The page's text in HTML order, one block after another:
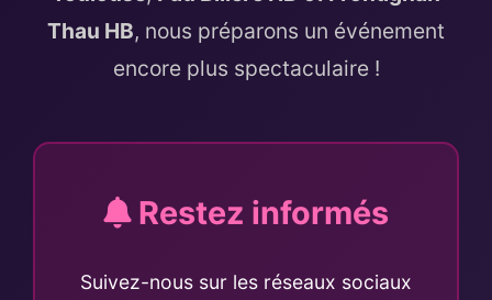
Thau HB, nous préparons un événement
encore plus spectaculaire !
Restez informés
Suivez-nous sur les réseaux sociaux